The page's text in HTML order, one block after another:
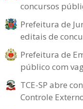
concursos
Prefeitura de
editais de
Prefeitura de
público com
TCE-SP abre
Controle